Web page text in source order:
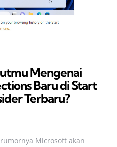
Mengenai
Baru di Start
Terbaru?
Microsoft akan